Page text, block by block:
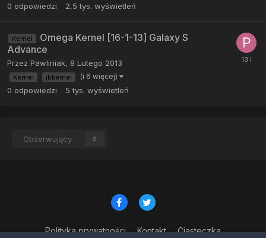
0 odpowiedzi 2,5 tys. wyświetleń
Kernel
Omega Kernel [16-1-13] Galaxy S
Advance
Przez Pawliniak, 8 Lutego 2013
Kernel jbkernel (i 6 więcej)
0 odpowiedzi 5 tys. wyświetleń
Obserwujący 0
Polityka prywatności Kontakt Ciasteczka